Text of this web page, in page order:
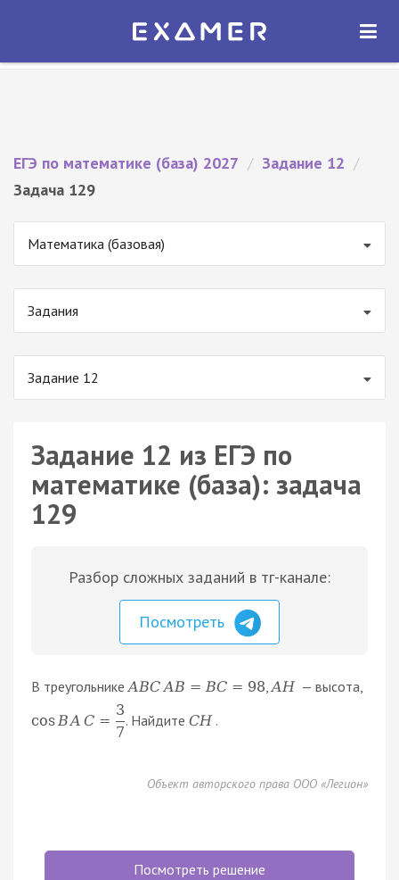
Экзамер — ЕГЭ 2027
ОТКРЫТЬ
ЕГЭ по математике (база) 2027 / Задание 12 /
Задача 129
Математика (базовая)
Задания
Задание 12
Задание 12 из ЕГЭ по
математике (база): задача
129
Разбор сложных заданий в тг-канале:
Посмотреть
В треугольнике ABC AB = BC = 98 ,AH — высота,
cos BA C =
3
7
. НайдитеCH .
Объект авторского права ООО «Легион»
Посмотреть решение